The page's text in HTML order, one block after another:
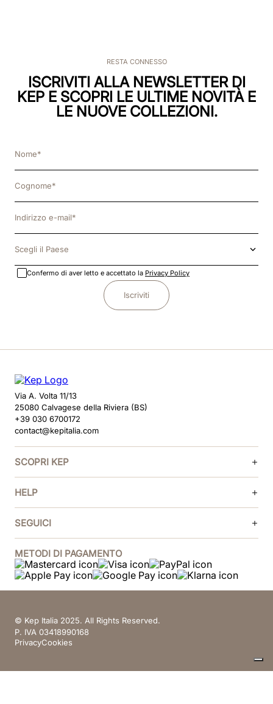
RESTA CONNESSO
ISCRIVITI ALLA NEWSLETTER DI
KEP E SCOPRI LE ULTIME NOVITÀ E
LE NUOVE COLLEZIONI.
Scegli il Paese
Confermo di aver letto e accettato la Privacy Policy
Iscriviti
Via A. Volta 11/13
25080 Calvagese della Riviera (BS)
+39 030 6700172
contact@kepitalia.com
SCOPRI KEP
HELP
SEGUICI
METODI DI PAGAMENTO
© Kep Italia 2025. All Rights Reserved.
P. IVA 03418990168
PrivacyCookies